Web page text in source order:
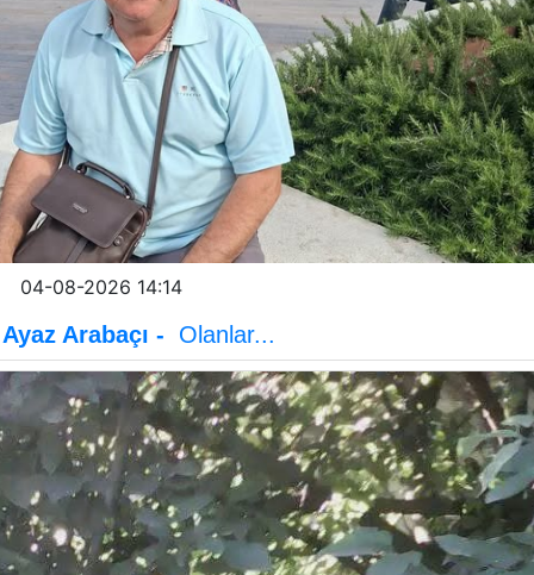
04-08-2026 14:14
Ayaz Arabaçı - Olanlar...